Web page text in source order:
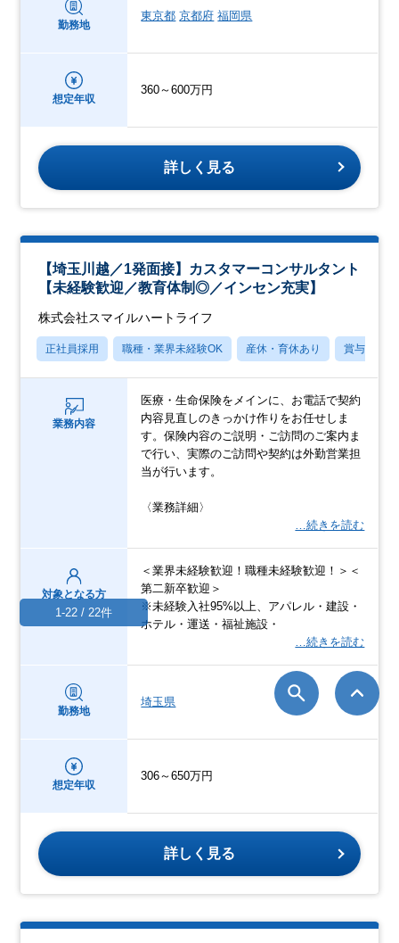
勤務地
東京都 京都府 福岡県
想定年収
360～600万円
詳しく見る
【埼玉川越／1発面接】カスタマーコンサルタント
【未経験歓迎／教育体制◎／インセン充実】
株式会社スマイルハートライフ
正社員採用 職種・業界未経験OK 産休・育休あり 賞与あり
業務内容
医療・生命保険をメインに、お電話で契約
内容見直しのきっかけ作りをお任せしま
す。保険内容のご説明・ご訪問のご案内ま
で行い、実際のご訪問や契約は外勤営業担
当が行います。
〈業務詳細〉
…続きを読む
対象となる方
＜業界未経験歓迎！職種未経験歓迎！＞＜
第二新卒歓迎＞
※未経験入社95%以上、アパレル・建設・
ホテル・運送・福祉施設・
…続きを読む
勤務地
埼玉県
想定年収
306～650万円
詳しく見る
1-22 / 22件